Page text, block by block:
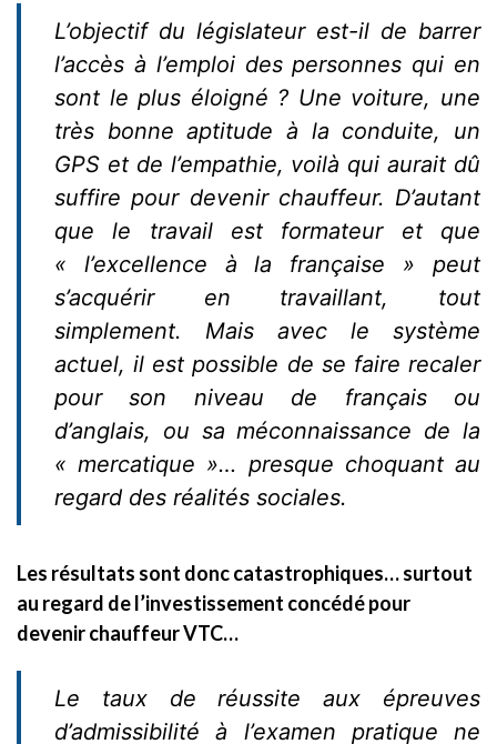
L’objectif du législateur est-il de barrer
l’accès à l’emploi des personnes qui en
sont le plus éloigné ? Une voiture, une
très bonne aptitude à la conduite, un
GPS et de l’empathie, voilà qui aurait dû
suffire pour devenir chauffeur. D’autant
que le travail est formateur et que
« l’excellence à la française » peut
s’acquérir en travaillant, tout
simplement. Mais avec le système
actuel, il est possible de se faire recaler
pour son niveau de français ou
d’anglais, ou sa méconnaissance de la
« mercatique »… presque choquant au
regard des réalités sociales.
Les résultats sont donc catastrophiques… surtout
au regard de l’investissement concédé pour
devenir chauffeur VTC…
Le taux de réussite aux épreuves
d’admissibilité à l’examen pratique ne